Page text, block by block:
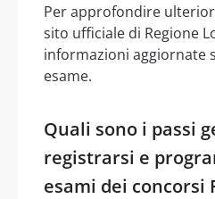
Per approfondire
sito ufficiale di Regione
informazioni aggiornate
esame.
Quali sono i passi
registrarsi e
esami dei concorsi